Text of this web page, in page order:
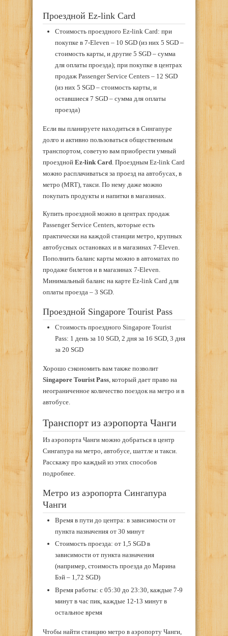
Проездной Ez-link Card
Стоимость проездного Ez-link Card: при
покупке в 7-Eleven – 10 SGD (из них 5 SGD –
стоимость карты, и другие 5 SGD – сумма
для оплаты проезда); при покупке в центрах
продаж Passenger Service Centers – 12 SGD
(из них 5 SGD – стоимость карты, и
оставшиеся 7 SGD – сумма для оплаты
проезда)
Если вы планируете находиться в Сингапуре
долго и активно пользоваться общественным
транспортом, советую вам приобрести умный
проездной Ez-link Card. Проездным Ez-link Card
можно расплачиваться за проезд на автобусах, в
метро (MRT), такси. По нему даже можно
покупать продукты и напитки в магазинах.
Купить проездной можно в центрах продаж
Passenger Service Centers, которые есть
практически на каждой станции метро, крупных
автобусных остановках и в магазинах 7-Eleven.
Пополнить баланс карты можно в автоматах по
продаже билетов и в магазинах 7-Eleven.
Минимальный баланс на карте Ez-link Card для
оплаты проезда – 3 SGD.
Проездной Singapore Tourist Pass
Стоимость проездного Singapore Tourist
Pass: 1 день за 10 SGD, 2 дня за 16 SGD, 3 дня
за 20 SGD
Хорошо сэкономить вам также позволит
Singapore Tourist Pass, который дает право на
неограниченное количество поездок на метро и в
автобусе.
Транспорт из аэропорта Чанги
Из аэропорта Чанги можно добраться в центр
Сингапура на метро, автобусе, шаттле и такси.
Расскажу про каждый из этих способов
подробнее.
Метро из аэропорта Сингапура
Чанги
Время в пути до центра: в зависимости от
пункта назначения от 30 минут
Стоимость проезда: от 1,5 SGD в
зависимости от пункта назначения
(например, стоимость проезда до Марина
Бэй – 1,72 SGD)
Время работы: с 05:30 до 23:30, каждые 7-9
минут в час пик, каждые 12-13 минут в
остальное время
Чтобы найти станцию метро в аэропорту Чанги,